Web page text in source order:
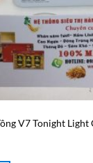
V7 Tonight